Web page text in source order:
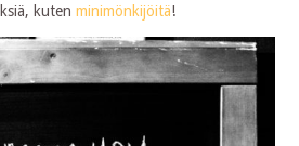
kutenminimönkijöitä!